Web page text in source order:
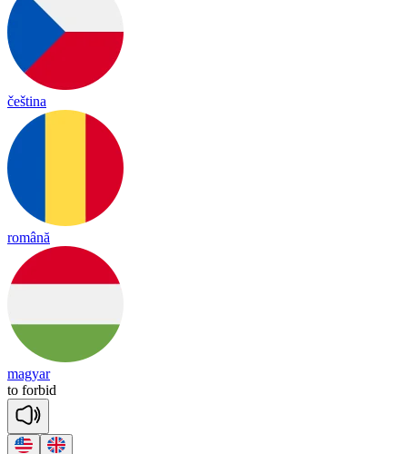
čeština
română
magyar
to forbid